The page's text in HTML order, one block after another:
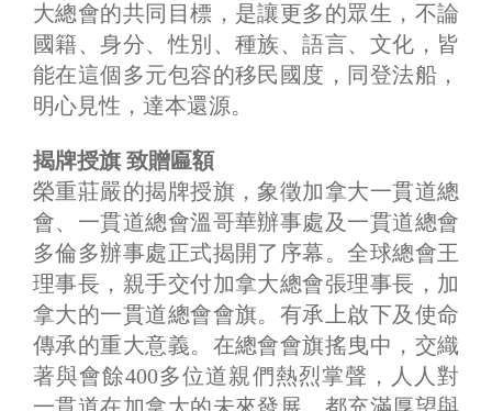
大總會的共同目標，是讓更多的眾生，不論
國籍、身分、性別、種族、語言、文化，皆
能在這個多元包容的移民國度，同登法船，
明心見性，達本還源。
揭牌授旗 致贈匾額
榮重莊嚴的揭牌授旗，象徵加拿大一貫道總
會、一貫道總會溫哥華辦事處及一貫道總會
多倫多辦事處正式揭開了序幕。全球總會王
理事長，親手交付加拿大總會張理事長，加
拿大的一貫道總會會旗。有承上啟下及使命
傳承的重大意義。在總會會旗搖曳中，交織
著與會餘400多位道親們熱烈掌聲，人人對